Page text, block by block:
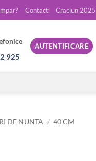
Contact Craciun 2025
925
AUTENTIFICARE
DE NUNTA / 40 CM